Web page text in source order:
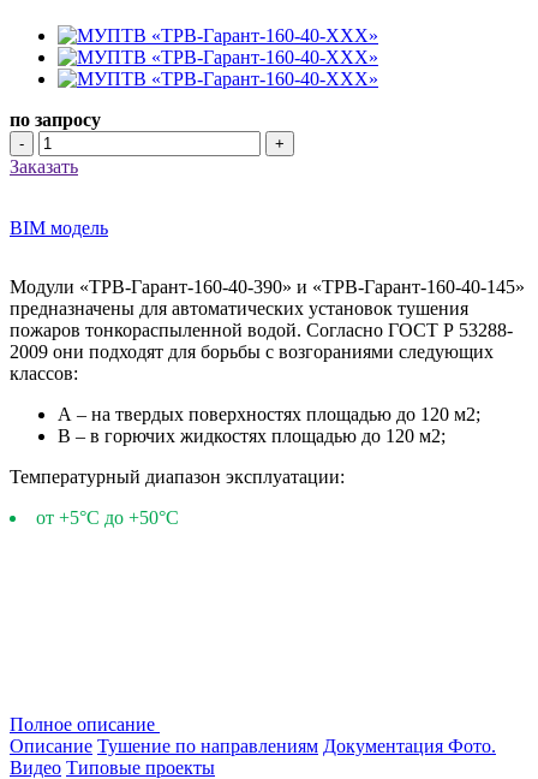
по запросу
- +
Заказать
BIM модель
Модули «ТРВ-Гарант-160-40-390» и «ТРВ-Гарант-160-40-145»
предназначены для автоматических установок тушения
пожаров тонкораспыленной водой. Согласно ГОСТ Р 53288-
2009 они подходят для борьбы с возгораниями следующих
классов:
А – на твердых поверхностях площадью до 120 м2;
В – в горючих жидкостях площадью до 120 м2;
Температурный диапазон эксплуатации:
от +5°С до +50°С
Полное описание
Описание Тушение по направлениям Документация Фото.
Видео Типовые проекты